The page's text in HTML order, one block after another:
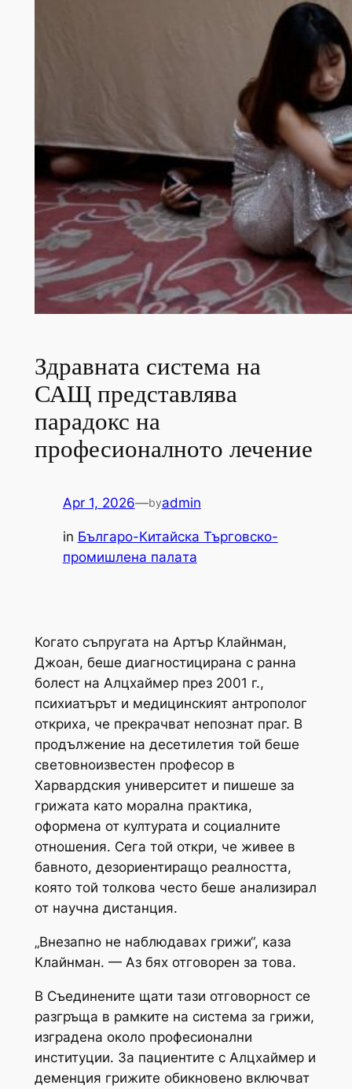
Здравната система на
САЩ представлява
парадокс на
професионалното лечение
Apr 1, 2026—byadmin
in Българо-Китайска Търговско-
промишлена палaта
Когато съпругата на Артър Клайнман,
Джоан, беше диагностицирана с ранна
болест на Алцхаймер през 2001 г.,
психиатърът и медицинският антрополог
откриха, че прекрачват непознат праг. В
продължение на десетилетия той беше
световноизвестен професор в
Харвардския университет и пишеше за
грижата като морална практика,
оформена от културата и социалните
отношения. Сега той откри, че живее в
бавното, дезориентиращо реалността,
която той толкова често беше анализирал
от научна дистанция.
„Внезапно не наблюдавах грижи“, каза
Клайнман. — Аз бях отговорен за това.
В Съединените щати тази отговорност се
разгръща в рамките на система за грижи,
изградена около професионални
институции. За пациентите с Алцхаймер и
деменция грижите обикновено включват